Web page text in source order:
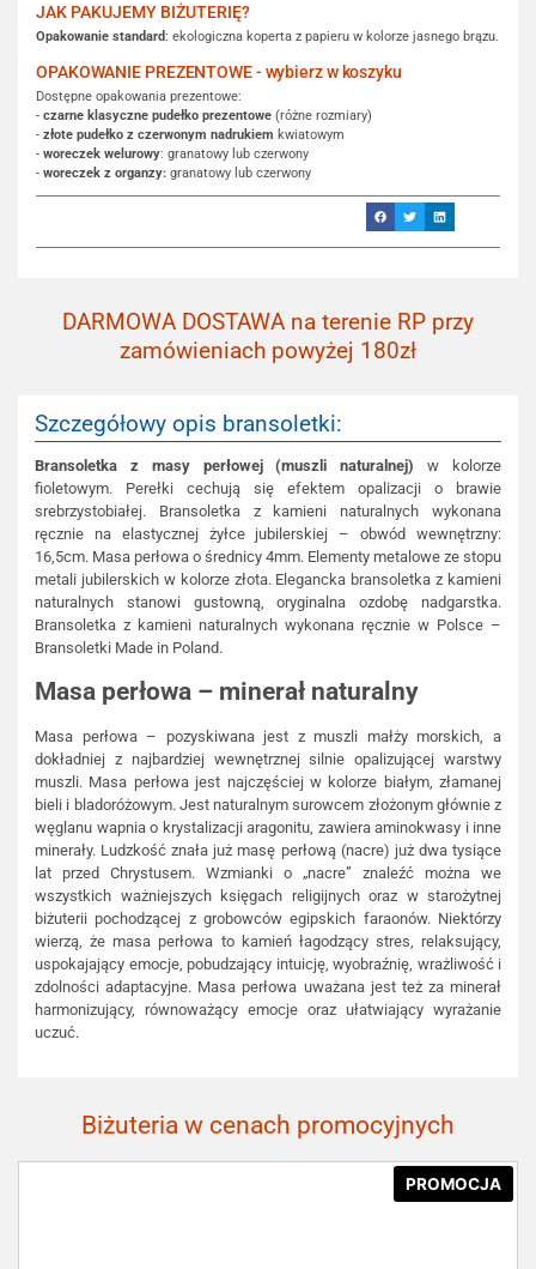
JAK PAKUJEMY BIŻUTERIĘ?
Opakowanie standard: ekologiczna koperta z papieru w kolorze jasnego brązu.
OPAKOWANIE PREZENTOWE - wybierz w koszyku
Dostępne opakowania prezentowe:
- czarne klasyczne pudełko prezentowe (różne rozmiary)
- złote pudełko z czerwonym nadrukiem kwiatowym
- woreczek welurowy: granatowy lub czerwony
- woreczek z organzy: granatowy lub czerwony
DARMOWA DOSTAWA na terenie RP przy
zamówieniach powyżej 180zł
Szczegółowy opis bransoletki:
Bransoletka z masy perłowej (muszli naturalnej) w kolorze
fioletowym. Perełki cechują się efektem opalizacji o brawie
srebrzystobiałej. Bransoletka z kamieni naturalnych wykonana
ręcznie na elastycznej żyłce jubilerskiej – obwód wewnętrzny:
16,5cm. Masa perłowa o średnicy 4mm. Elementy metalowe ze stopu
metali jubilerskich w kolorze złota. Elegancka bransoletka z kamieni
naturalnych stanowi gustowną, oryginalna ozdobę nadgarstka.
Bransoletka z kamieni naturalnych wykonana ręcznie w Polsce –
Bransoletki Made in Poland.
Masa perłowa – minerał naturalny
Masa perłowa – pozyskiwana jest z muszli małży morskich, a
dokładniej z najbardziej wewnętrznej silnie opalizującej warstwy
muszli. Masa perłowa jest najczęściej w kolorze białym, złamanej
bieli i bladoróżowym. Jest naturalnym surowcem złożonym głównie z
węglanu wapnia o krystalizacji aragonitu, zawiera aminokwasy i inne
minerały. Ludzkość znała już masę perłową (nacre) już dwa tysiące
lat przed Chrystusem. Wzmianki o „nacre” znaleźć można we
wszystkich ważniejszych księgach religijnych oraz w starożytnej
biżuterii pochodzącej z grobowców egipskich faraonów. Niektórzy
wierzą, że masa perłowa to kamień łagodzący stres, relaksujący,
uspokajający emocje, pobudzający intuicję, wyobraźnię, wrażliwość i
zdolności adaptacyjne. Masa perłowa uważana jest też za minerał
harmonizujący, równoważący emocje oraz ułatwiający wyrażanie
uczuć.
Biżuteria w cenach promocyjnych
PROMOCJA